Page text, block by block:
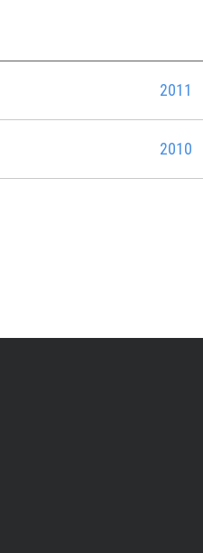
2011
2010